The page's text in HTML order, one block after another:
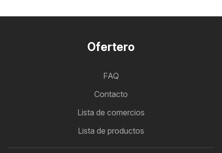
Ofertero
FAQ
Contacto
Lista de comercios
Lista de productos